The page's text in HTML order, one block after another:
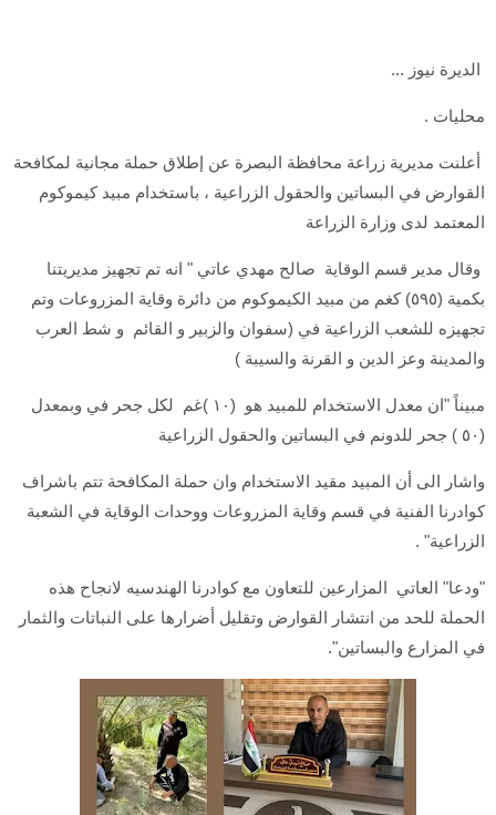
الديرة نيوز ...
محليات .
أعلنت مديرية زراعة محافظة البصرة عن إطلاق حملة مجانية لمكافحة
القوارض في البساتين والحقول الزراعية ، باستخدام مبيد كيموكوم
المعتمد لدى وزارة الزراعة
وقال مدير قسم الوقاية صالح مهدي عاتي " انه تم تجهيز مديريتنا
بكمية (٥٩٥) كغم من مبيد الكيموكوم من دائرة وقاية المزروعات وتم
تجهيزه للشعب الزراعية في (سفوان والزبير و القائم و شط العرب
والمدينة وعز الدين و القرنة والسيبة )
مبيناً "ان معدل الاستخدام للمبيد هو (١٠ )غم لكل جحر في وبمعدل
(٥٠ ) جحر للدونم في البساتين والحقول الزراعية
واشار الى أن المبيد مقيد الاستخدام وان حملة المكافحة تتم باشراف
كوادرنا الفنية في قسم وقاية المزروعات ووحدات الوقاية في الشعبة
الزراعية" .
"ودعا" العاتي المزارعين للتعاون مع كوادرنا الهندسيه لانجاح هذه
الحملة للحد من انتشار القوارض وتقليل أضرارها على النباتات والثمار
في المزارع والبساتين".